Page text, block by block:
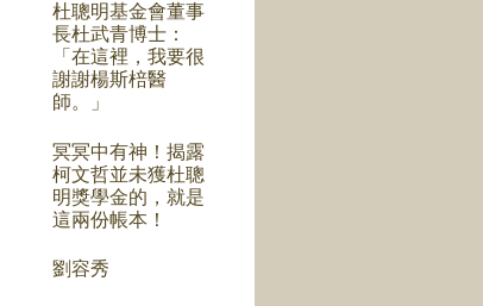
杜聰明基金會董事
長杜武青博士：
「在這裡，我要很
謝謝楊斯棓醫
師。」
冥冥中有神！揭露
柯文哲並未獲杜聰
明獎學金的，就是
這兩份帳本！
劉容秀